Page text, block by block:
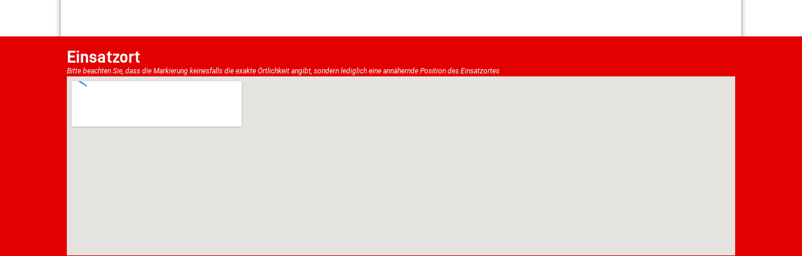
Einsatzort
Bitte beachten Sie, dass die Markierung keinesfalls die exakte Örtlichkeit angibt, sondern lediglich eine annähernde Position des Einsatzortes